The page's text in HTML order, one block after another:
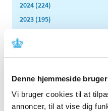
Denne hjemmeside
Vi bruger cookies til at
annoncer, til at vise dig
2024 (224)
2023 (195)
2021 (516)
2019 (159)
2018 (150)
2017 (167)